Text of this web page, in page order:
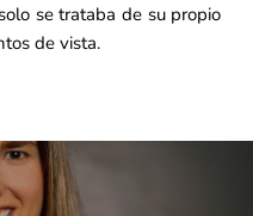
se trataba de su propio
de vista.